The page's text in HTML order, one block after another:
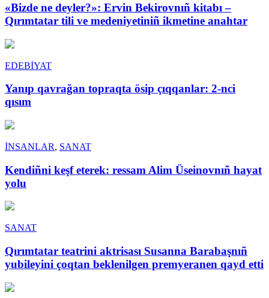
«Bizde ne deyler?»: Ervin Bekirovnıñ kitabı –
Qırımtatar tili ve medeniyetiniñ ikmetine anahtar
EDEBİYAT
Yanıp qavrağan topraqta ösip çıqqanlar: 2-nci
qısım
İNSANLAR, SANAT
Kendiñni keşf eterek: ressam Alim Üseinovnıñ hayat
yolu
SANAT
Qırımtatar teatrini aktrisası Susanna Barabaşnıñ
yubileyini çoqtan beklenilgen premyeranen qayd etti